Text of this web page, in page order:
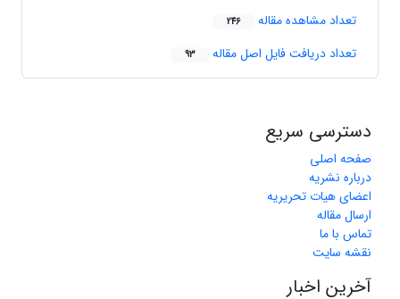
تعداد مشاهده مقاله 246
تعداد دریافت فایل اصل مقاله 93
دسترسی سریع
صفحه اصلی
درباره نشریه
اعضای هیات تحریریه
ارسال مقاله
تماس با ما
نقشه سایت
آخرین اخبار